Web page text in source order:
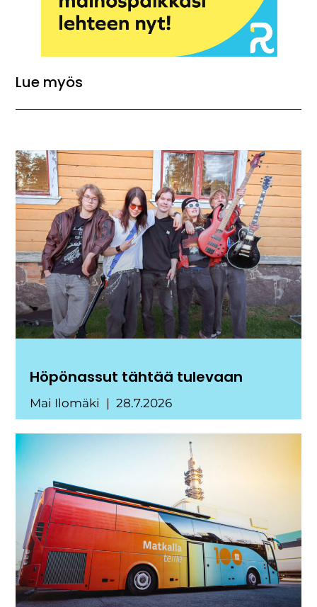
Lue myös
Höpönassut tähtää tulevaan
Mai Ilomäki 28.7.2026